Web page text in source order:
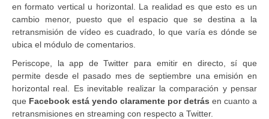
en formato vertical u horizontal. La realidad es que esto es un
cambio menor, puesto que el espacio que se destina a la
retransmisión de vídeo es cuadrado, lo que varía es dónde se
ubica el módulo de comentarios.
Periscope, la app de Twitter para emitir en directo, sí que
permite desde el pasado mes de septiembre una emisión en
horizontal real. Es inevitable realizar la comparación y pensar
que Facebook está yendo claramente por detrás en cuanto a
retransmisiones en streaming con respecto a Twitter.